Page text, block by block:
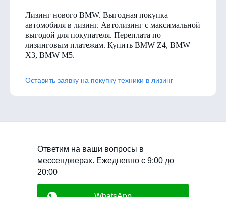
Лизинг нового BMW. Выгодная покупка
автомобиля в лизинг. Автолизинг с максимальной
выгодой для покупателя. Переплата по
лизинговым платежам. Купить BMW Z4, BMW
X3, BMW M5.
Оставить заявку на покупку техники в лизинг
Ответим на ваши вопросы в
мессенджерах. Ежедневно с 9:00 до
20:00